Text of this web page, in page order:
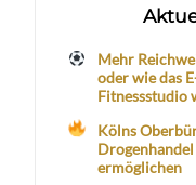
Mehr
oder wie das
Fitnessstudio
Kölns
ermöglichen